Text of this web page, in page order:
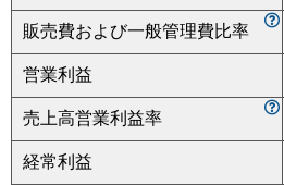
販売費および一般管理費比率
営業利益
売上高営業利益率
経常利益